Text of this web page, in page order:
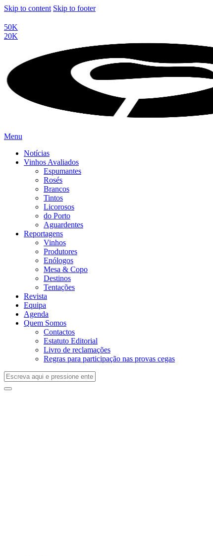
Skip to content Skip to footer
50K
20K
Menu
Notícias
Vinhos Avaliados
Espumantes
Rosés
Brancos
Tintos
Licorosos
do Porto
Aguardentes
Reportagens
Vinhos
Produtores
Enólogos
Mesa & Copo
Destinos
Tentações
Revista
Equipa
Agenda
Quem Somos
Contactos
Estatuto Editorial
Livro de reclamações
Regras para participação nas provas cegas